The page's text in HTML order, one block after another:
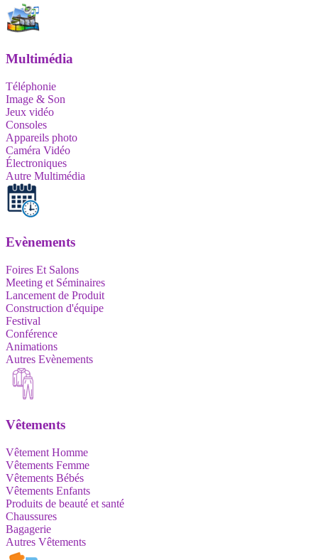
Multimédia
Téléphonie
Image & Son
Jeux vidéo
Consoles
Appareils photo
Caméra Vidéo
Électroniques
Autre Multimédia
Evènements
Foires Et Salons
Meeting et Séminaires
Lancement de Produit
Construction d'équipe
Festival
Conférence
Animations
Autres Evènements
Vêtements
Vêtement Homme
Vêtements Femme
Vêtements Bébés
Vêtements Enfants
Produits de beauté et santé
Chaussures
Bagagerie
Autres Vêtements